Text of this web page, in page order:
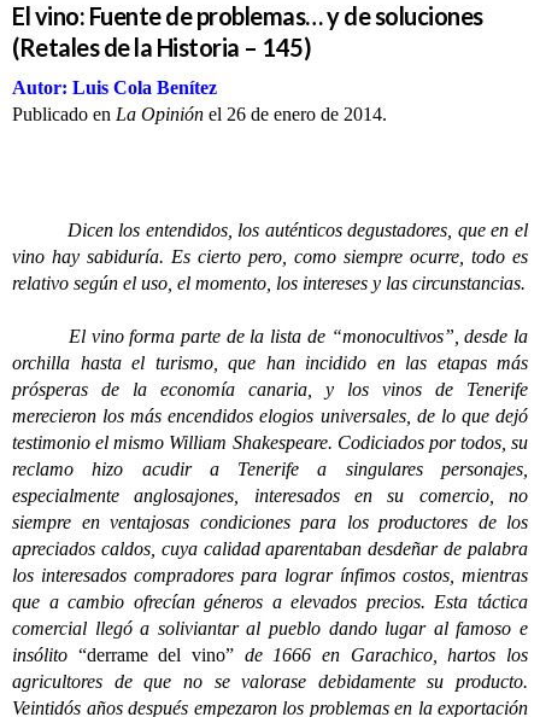
El vino: Fuente de problemas… y de soluciones
(Retales de la Historia – 145)
Autor: Luis Cola Benítez
Publicado en La Opinión el 26 de enero de 2014.
Dicen los entendidos, los auténticos degustadores, que en el
vino hay sabiduría. Es cierto pero, como siempre ocurre, todo es
relativo según el uso, el momento, los intereses y las circunstancias.
El vino forma parte de la lista de “monocultivos”, desde la
orchilla hasta el turismo, que han incidido en las etapas más
prósperas de la economía canaria, y los vinos de Tenerife
merecieron los más encendidos elogios universales, de lo que dejó
testimonio el mismo William Shakespeare. Codiciados por todos, su
reclamo hizo acudir a Tenerife a singulares personajes,
especialmente anglosajones, interesados en su comercio, no
siempre en ventajosas condiciones para los productores de los
apreciados caldos, cuya calidad aparentaban desdeñar de palabra
los interesados compradores para lograr ínfimos costos, mientras
que a cambio ofrecían géneros a elevados precios. Esta táctica
comercial llegó a soliviantar al pueblo dando lugar al famoso e
insólito “derrame del vino” de 1666 en Garachico, hartos los
agricultores de que no se valorase debidamente su producto.
Veintidós años después empezaron los problemas en la exportación